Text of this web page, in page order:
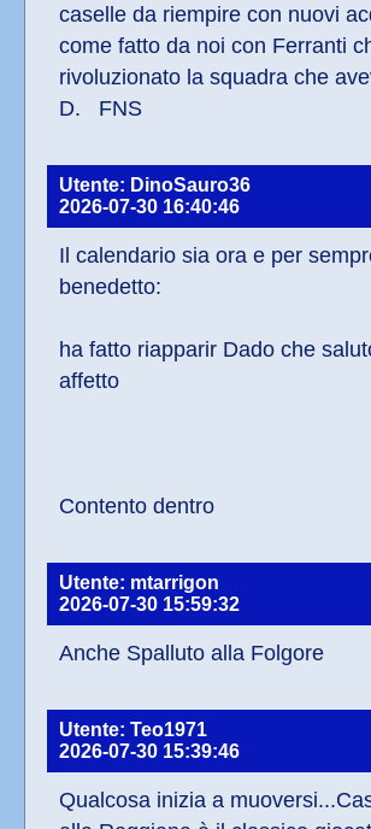
caselle da riempire con nuovi
come fatto da noi con Ferranti
rivoluzionato la squadra che
D.   FNS
Utente: DinoSauro36
2026-07-30 16:40:46
Il calendario sia ora e per
benedetto:
ha fatto riapparir Dado che
affetto
Contento dentro
Utente: mtarrigon
2026-07-30 15:59:32
Anche Spalluto alla Folgore
Utente: Teo1971
2026-07-30 15:39:46
Qualcosa inizia a